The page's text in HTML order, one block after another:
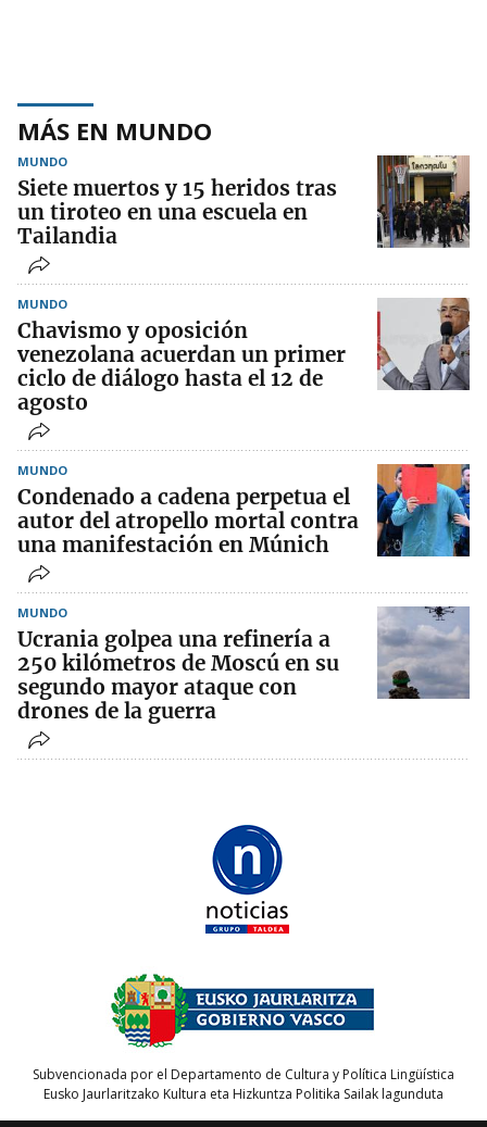
MÁS EN MUNDO
MUNDO
Siete muertos y 15 heridos tras
un tiroteo en una escuela en
Tailandia
MUNDO
Chavismo y oposición
venezolana acuerdan un primer
ciclo de diálogo hasta el 12 de
agosto
MUNDO
Condenado a cadena perpetua el
autor del atropello mortal contra
una manifestación en Múnich
MUNDO
Ucrania golpea una refinería a
250 kilómetros de Moscú en su
segundo mayor ataque con
drones de la guerra
Subvencionada por el Departamento de Cultura y Política Lingüística
Eusko Jaurlaritzako Kultura eta Hizkuntza Politika Sailak lagunduta